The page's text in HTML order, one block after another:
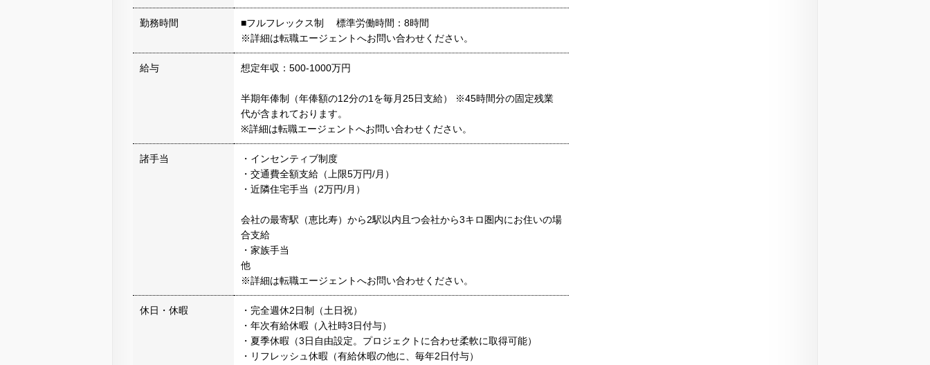
勤務時間
■フルフレックス制 標準労働時間：8時間
※詳細は転職エージェントへお問い合わせください。
給与 想定年収：500-1000万円
半期年俸制（年俸額の12分の1を毎月25日支給） ※45時間分の固定残業
代が含まれております。
※詳細は転職エージェントへお問い合わせください。
諸手当
・インセンティブ制度
・交通費全額支給（上限5万円/月）
・近隣住宅手当（2万円/月）
会社の最寄駅（恵比寿）から2駅以内且つ会社から3キロ圏内にお住いの場
合支給
・家族手当
他
※詳細は転職エージェントへお問い合わせください。
休日・休暇
・完全週休2日制（土日祝）
・年次有給休暇（入社時3日付与）
・夏季休暇（3日自由設定。プロジェクトに合わせ柔軟に取得可能）
・リフレッシュ休暇（有給休暇の他に、毎年2日付与）